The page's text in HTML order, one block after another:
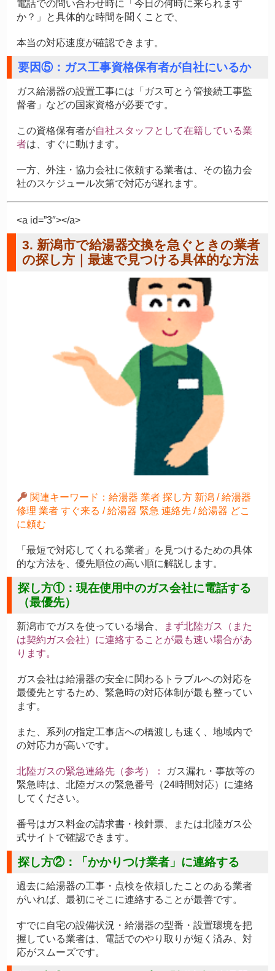
電話での問い合わせ時に「今日の何時に来られます
か？」と具体的な時間を聞くことで、
本当の対応速度が確認できます。
要因⑤：ガス工事資格保有者が自社にいるか
ガス給湯器の設置工事には「ガス可とう管接続工事監
督者」などの国家資格が必要です。
この資格保有者が自社スタッフとして在籍している業
者は、すぐに動けます。
一方、外注・協力会社に依頼する業者は、その協力会
社のスケジュール次第で対応が遅れます。
<a id=”3″></a>
3. 新潟市で給湯器交換を急ぐときの業者
の探し方｜最速で見つける具体的な方法
関連キーワード：給湯器 業者 探し方 新潟 / 給湯器
修理 業者 すぐ来る / 給湯器 緊急 連絡先 / 給湯器 どこ
に頼む
「最短で対応してくれる業者」を見つけるための具体
的な方法を、優先順位の高い順に解説します。
探し方①：現在使用中のガス会社に電話する
（最優先）
新潟市でガスを使っている場合、
まず北陸ガス（また
は契約ガス会社）に連絡することが最も速い場合があ
ります。
ガス会社は給湯器の安全に関わるトラブルへの対応を
最優先とするため、緊急時の対応体制が最も整ってい
ます。
また、系列の指定工事店への橋渡しも速く、地域内で
の対応力が高いです。
北陸ガスの緊急連絡先（参考）：
ガス漏れ・事故等の
緊急時は、北陸ガスの緊急番号（24時間対応）に連絡
してください。
番号はガス料金の請求書・検針票、または北陸ガス公
式サイトで確認できます。
探し方②：「かかりつけ業者」に連絡する
過去に給湯器の工事・点検を依頼したことのある業者
がいれば、最初にそこに連絡することが最善です。
すでに自宅の設備状況・給湯器の型番・設置環境を把
握している業者は、電話でのやり取りが短く済み、対
応がスムーズです。